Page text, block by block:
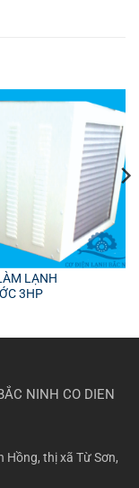
LẠNH
3HP
NINH CO DIEN
Hồng, thị xã Từ Sơn,